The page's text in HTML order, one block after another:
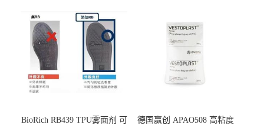
BioRich RB439 TPU雾面剂 可
德国赢创 APAO508 高粘度